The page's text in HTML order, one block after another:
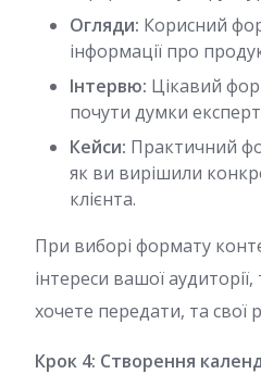
Огляди: Корисний
інформації про
Інтервю: Цікавий
почути думки
Кейси: Практичний
як ви вирішили
клієнта.
При виборі формату
інтереси вашої
хочете передати, та свої
Крок 4: Створення